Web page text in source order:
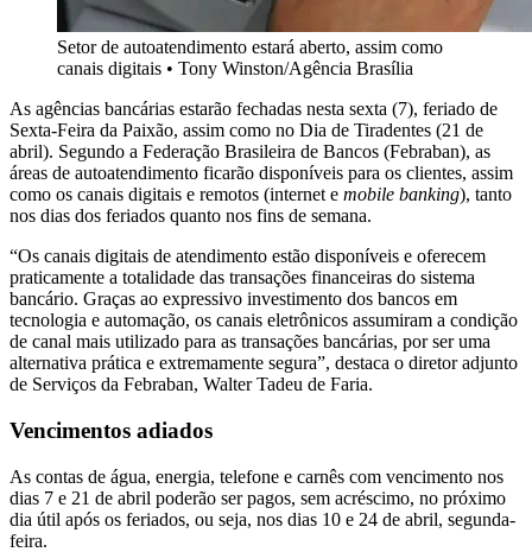
Setor de autoatendimento estará aberto, assim como
canais digitais • Tony Winston/Agência Brasília
As agências bancárias estarão fechadas nesta sexta (7), feriado de
Sexta-Feira da Paixão, assim como no Dia de Tiradentes (21 de
abril). Segundo a Federação Brasileira de Bancos (Febraban), as
áreas de autoatendimento ficarão disponíveis para os clientes, assim
como os canais digitais e remotos (internet e mobile banking), tanto
nos dias dos feriados quanto nos fins de semana.
“Os canais digitais de atendimento estão disponíveis e oferecem
praticamente a totalidade das transações financeiras do sistema
bancário. Graças ao expressivo investimento dos bancos em
tecnologia e automação, os canais eletrônicos assumiram a condição
de canal mais utilizado para as transações bancárias, por ser uma
alternativa prática e extremamente segura”, destaca o diretor adjunto
de Serviços da Febraban, Walter Tadeu de Faria.
Vencimentos adiados
As contas de água, energia, telefone e carnês com vencimento nos
dias 7 e 21 de abril poderão ser pagos, sem acréscimo, no próximo
dia útil após os feriados, ou seja, nos dias 10 e 24 de abril, segunda-
feira.